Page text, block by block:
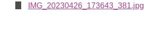
IMG_20230426_173643_381.jpg